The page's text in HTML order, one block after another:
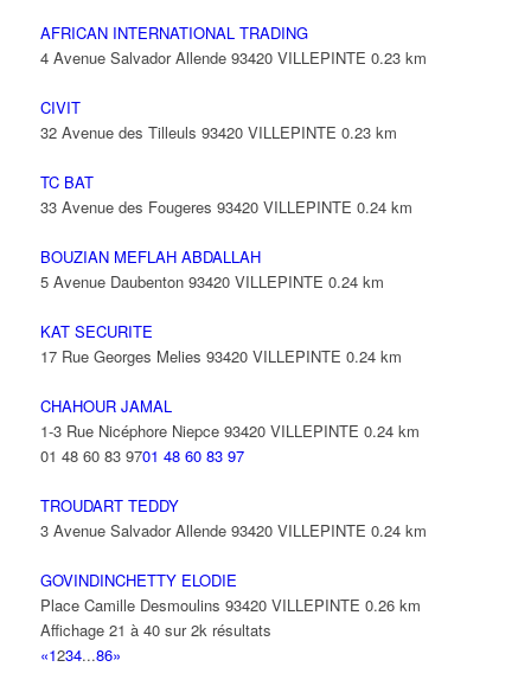
AFRICAN INTERNATIONAL TRADING
4 Avenue Salvador Allende 93420 VILLEPINTE 0.23 km
CIVIT
32 Avenue des Tilleuls 93420 VILLEPINTE 0.23 km
TC BAT
33 Avenue des Fougeres 93420 VILLEPINTE 0.24 km
BOUZIAN MEFLAH ABDALLAH
5 Avenue Daubenton 93420 VILLEPINTE 0.24 km
KAT SECURITE
17 Rue Georges Melies 93420 VILLEPINTE 0.24 km
CHAHOUR JAMAL
1-3 Rue Nicéphore Niepce 93420 VILLEPINTE 0.24 km
01 48 60 83 9701 48 60 83 97
TROUDART TEDDY
3 Avenue Salvador Allende 93420 VILLEPINTE 0.24 km
GOVINDINCHETTY ELODIE
Place Camille Desmoulins 93420 VILLEPINTE 0.26 km
Affichage 21 à 40 sur 2k résultats
«1234...86»